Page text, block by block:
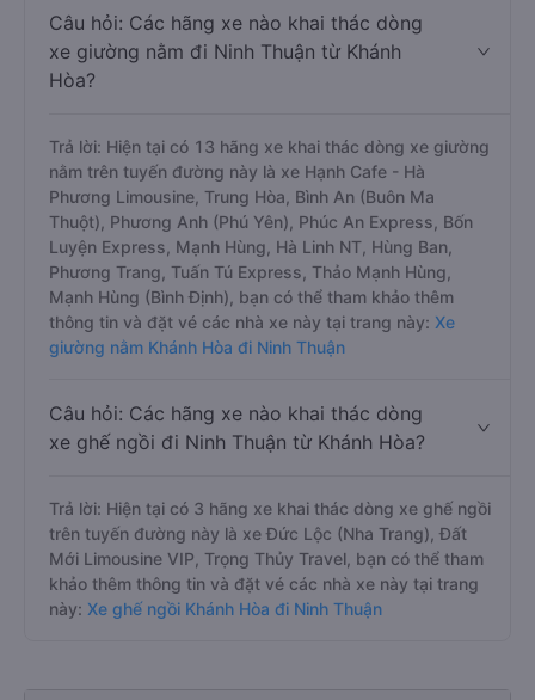
Câu hỏi: Các hãng xe nào khai thác dòng
xe giường nằm đi Ninh Thuận từ Khánh
Hòa?
Trả lời: Hiện tại có 13 hãng xe khai thác dòng xe giường
nằm trên tuyến đường này là xe Hạnh Cafe - Hà
Phương Limousine, Trung Hòa, Bình An (Buôn Ma
Thuột), Phương Anh (Phú Yên), Phúc An Express, Bốn
Luyện Express, Mạnh Hùng, Hà Linh NT, Hùng Ban,
Phương Trang, Tuấn Tú Express, Thảo Mạnh Hùng,
Mạnh Hùng (Bình Định), bạn có thể tham khảo thêm
thông tin và đặt vé các nhà xe này tại trang này: Xe
giường nằm Khánh Hòa đi Ninh Thuận
Câu hỏi: Các hãng xe nào khai thác dòng
xe ghế ngồi đi Ninh Thuận từ Khánh Hòa?
Trả lời: Hiện tại có 3 hãng xe khai thác dòng xe ghế ngồi
trên tuyến đường này là xe Đức Lộc (Nha Trang), Đất
Mới Limousine VIP, Trọng Thủy Travel, bạn có thể tham
khảo thêm thông tin và đặt vé các nhà xe này tại trang
này: Xe ghế ngồi Khánh Hòa đi Ninh Thuận